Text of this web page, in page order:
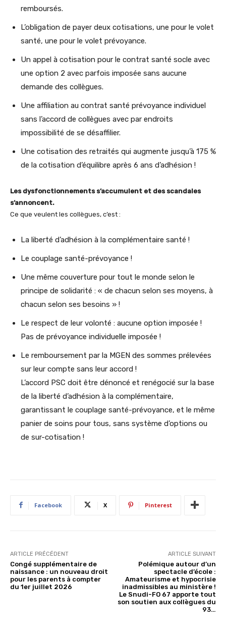
remboursés.
L’obligation de payer deux cotisations, une pour le volet
santé, une pour le volet prévoyance.
Un appel à cotisation pour le contrat santé socle avec
une option 2 avec parfois imposée sans aucune
demande des collègues.
Une affiliation au contrat santé prévoyance individuel
sans l’accord de collègues avec par endroits
impossibilité de se désaffilier.
Une cotisation des retraités qui augmente jusqu’à 175 %
de la cotisation d’équilibre après 6 ans d’adhésion !
Les dysfonctionnements s’accumulent et des scandales
s’annoncent.
Ce que veulent les collègues, c’est :
La liberté d’adhésion à la complémentaire santé !
Le couplage santé-prévoyance !
Une même couverture pour tout le monde selon le
principe de solidarité : « de chacun selon ses moyens, à
chacun selon ses besoins » !
Le respect de leur volonté : aucune option imposée !
Pas de prévoyance individuelle imposée !
Le remboursement par la MGEN des sommes prélevées
sur leur compte sans leur accord !
L’accord PSC doit être dénoncé et renégocié sur la base
de la liberté d’adhésion à la complémentaire,
garantissant le couplage santé-prévoyance, et le même
panier de soins pour tous, sans système d’options ou
de sur-cotisation !
Facebook X Pinterest
ARTICLE PRÉCÉDENT
Congé supplémentaire de
naissance : un nouveau droit
pour les parents à compter
du 1er juillet 2026
ARTICLE SUIVANT
Polémique autour d’un
spectacle d’école :
Amateurisme et hypocrisie
inadmissibles au ministère !
Le Snudi-FO 67 apporte tout
son soutien aux collègues du
93…